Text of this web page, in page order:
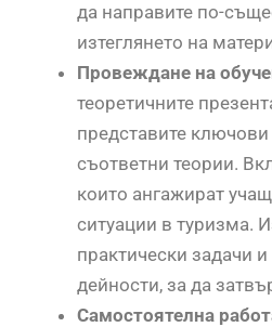
да направите по-
изтеглянето на
Провеждане на
теоретичните
представите
съответни теории.
които ангажират
ситуации в туризма.
практически задачи
дейности, за да
Самостоятелна